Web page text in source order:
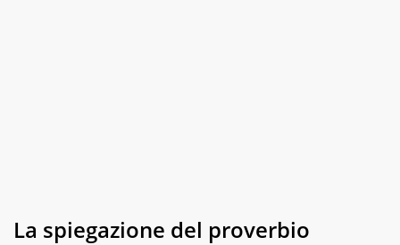
La spiegazione del proverbio